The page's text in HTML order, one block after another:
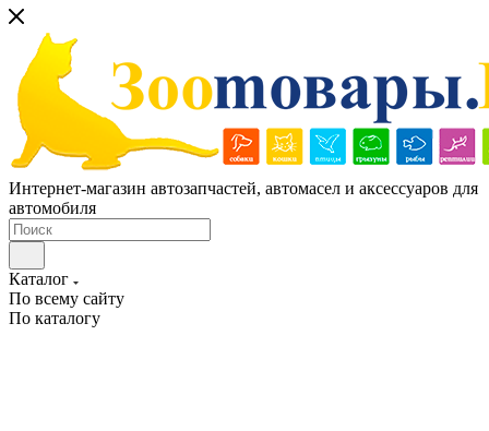
Интернет-магазин автозапчастей, автомасел и аксессуаров для
автомобиля
Каталог
По всему сайту
По каталогу